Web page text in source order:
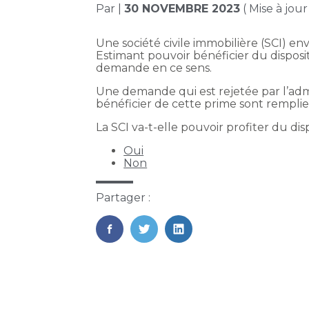
Par |30 NOVEMBRE 2023 ( Mise à
Une société civile immobilière (SCI)
Estimant pouvoir bénéficier du
demande en ce sens.
Une demande qui est rejetée par
bénéficier de cette prime sont
La SCI va-t-elle pouvoir profiter du
Oui
Non
Partager :
FaceBook
TwitterLinkedIn